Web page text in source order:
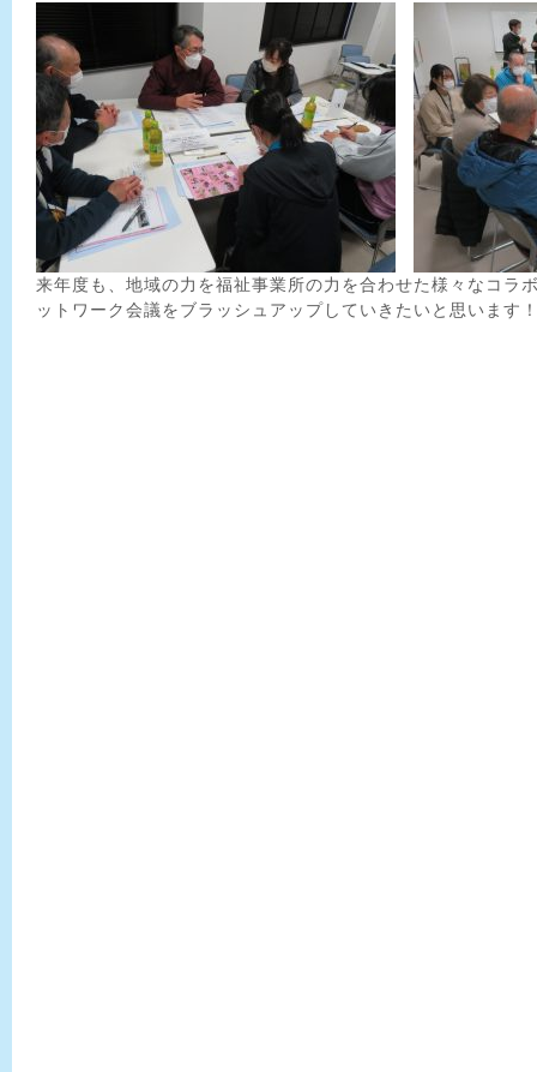
来年度も、地域の力を福祉事業所の力を合わせた様々なコラ
ットワーク会議をブラッシュアップしていきたいと思います